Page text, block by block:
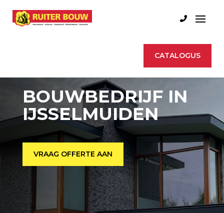
CATALOGUS
BOUWBEDRIJF IN
IJSSELMUIDEN
VRAAG OFFERTE AAN